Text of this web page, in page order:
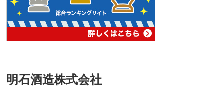
明石酒造株式会社